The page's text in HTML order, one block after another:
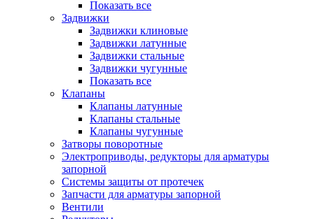
Показать все
Задвижки
Задвижки клиновые
Задвижки латунные
Задвижки стальные
Задвижки чугунные
Показать все
Клапаны
Клапаны латунные
Клапаны стальные
Клапаны чугунные
Затворы поворотные
Электроприводы, редукторы для арматуры
запорной
Системы защиты от протечек
Запчасти для арматуры запорной
Вентили